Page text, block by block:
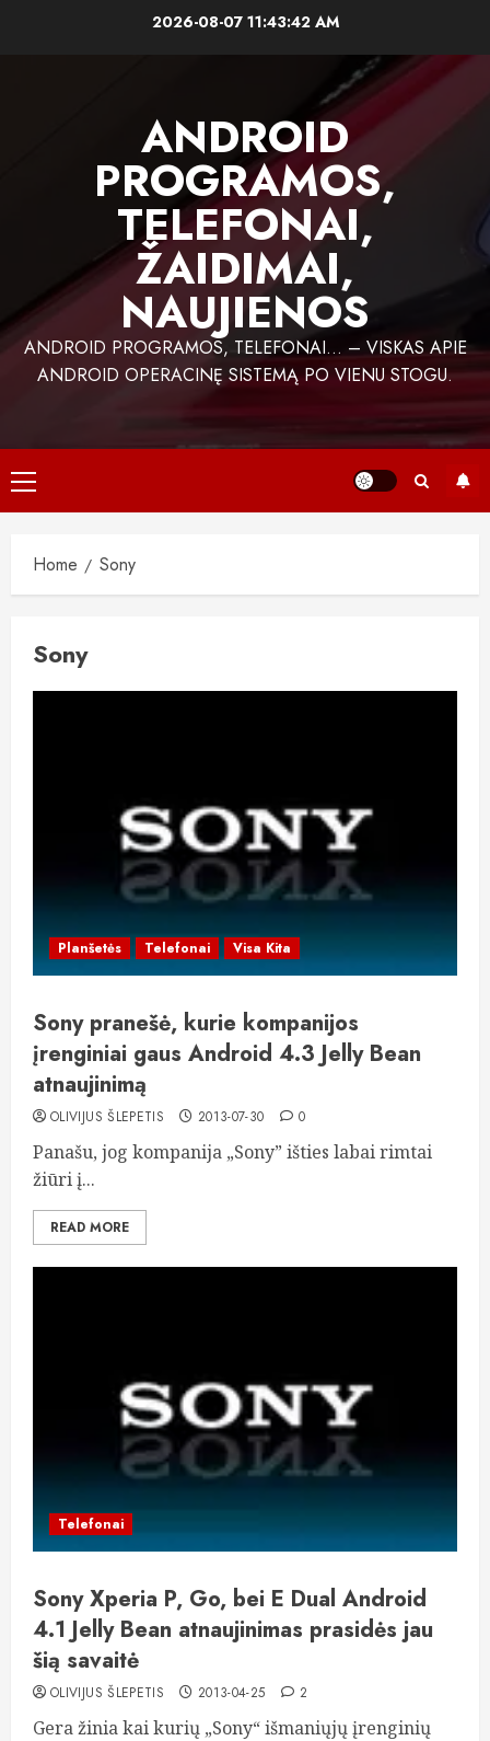
2026-08-07 11:43:43 AM
ANDROID
PROGRAMOS,
TELEFONAI,
ŽAIDIMAI,
NAUJIENOS
ANDROID PROGRAMOS, TELEFONAI… – VISKAS APIE
ANDROID OPERACINĘ SISTEMĄ PO VIENU STOGU.
Primary
Menu
Home Sony
Sony
Planšetės Telefonai Visa Kita
Sony pranešė, kurie kompanijos
įrenginiai gaus Android 4.3 Jelly Bean
atnaujinimą
OLIVIJUS ŠLEPETIS 2013-07-30 0
Panašu, jog kompanija „Sony” išties labai rimtai
žiūri į...
READ MORE
Telefonai
Sony Xperia P, Go, bei E Dual Android
4.1 Jelly Bean atnaujinimas prasidės jau
šią savaitė
OLIVIJUS ŠLEPETIS 2013-04-25 2
Gera žinia kai kurių „Sony“ išmaniųjų įrenginių